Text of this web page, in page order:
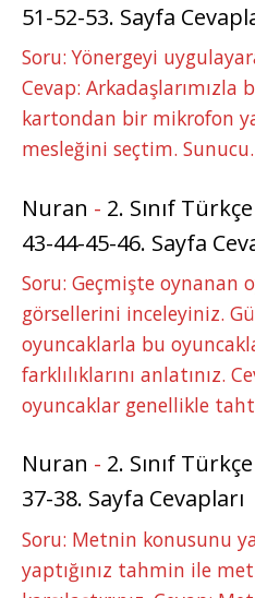
51-52-53. Sayfa
Soru: Yönergeyi
Cevap: Arkadaşlarımızla
kartondan bir mikrofon
mesleğini seçtim.
Nuran - 2. Sınıf
43-44-45-46. Sayfa
Soru: Geçmişte oynanan
görsellerini inceleyiniz.
oyuncaklarla bu
farklılıklarını anlatınız.
oyuncaklar genellikle
Nuran - 2. Sınıf
37-38. Sayfa Cevapları
Soru: Metnin konusunu
yaptığınız tahmin ile